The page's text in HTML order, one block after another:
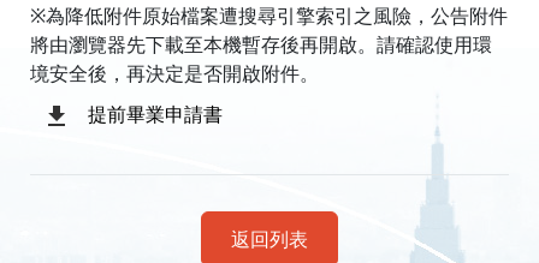
※為降低附件原始檔案遭搜尋引擎索引之風險，公告附件
將由瀏覽器先下載至本機暫存後再開啟。請確認使用環
境安全後，再決定是否開啟附件。
提前畢業申請書
返回列表